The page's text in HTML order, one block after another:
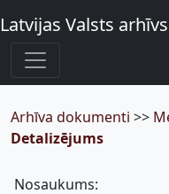
Latvijas Valsts arhīvs
Arhīva dokumenti >>
Detalizējums
Nosaukums: